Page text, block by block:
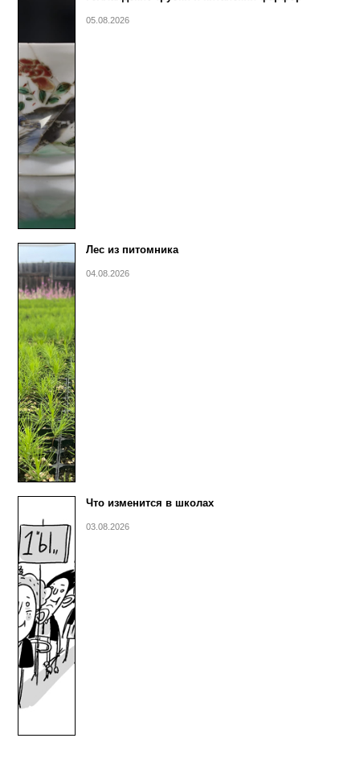
05.08.2026
Лес из питомника
04.08.2026
Что изменится в школах
03.08.2026